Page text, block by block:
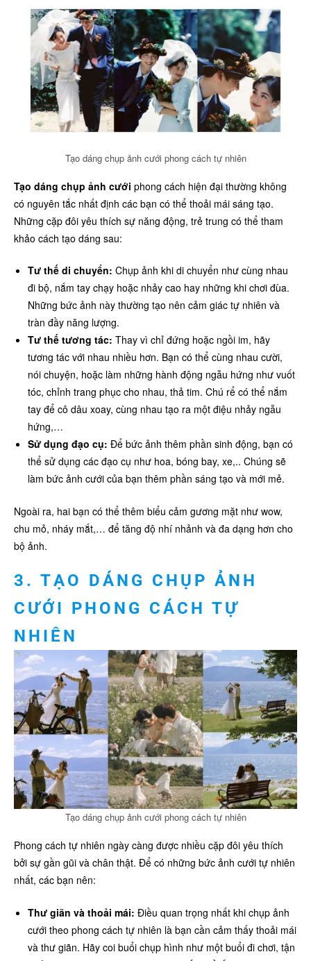
Tạo dáng chụp ảnh cưới phong cách tự nhiên
Tạo dáng chụp ảnh cưới phong cách hiện đại thường không
có nguyên tắc nhất định các bạn có thể thoải mái sáng tạo.
Những cặp đôi yêu thích sự năng động, trẻ trung có thể tham
khảo cách tạo dáng sau:
Tư thế di chuyển: Chụp ảnh khi di chuyển như cùng nhau
đi bộ, nắm tay chạy hoặc nhảy cao hay những khi chơi đùa.
Những bức ảnh này thường tạo nên cảm giác tự nhiên và
tràn đầy năng lượng.
Tư thế tương tác: Thay vì chỉ đứng hoặc ngồi im, hãy
tương tác với nhau nhiều hơn. Bạn có thể cùng nhau cười,
nói chuyện, hoặc làm những hành động ngẫu hứng như vuốt
tóc, chỉnh trang phục cho nhau, thả tim. Chú rể có thể nắm
tay để cô dâu xoay, cùng nhau tạo ra một điệu nhảy ngẫu
hứng,…
Sử dụng đạo cụ: Để bức ảnh thêm phần sinh động, bạn có
thể sử dụng các đạo cụ như hoa, bóng bay, xe,.. Chúng sẽ
làm bức ảnh cưới của bạn thêm phần sáng tạo và mới mẻ.
Ngoài ra, hai bạn có thể thêm biểu cảm gương mặt như wow,
chu mỏ, nháy mắt,… để tăng độ nhí nhảnh và đa dạng hơn cho
bộ ảnh.
3. TẠO DÁNG CHỤP ẢNH
CƯỚI PHONG CÁCH TỰ
NHIÊN
Tạo dáng chụp ảnh cưới phong cách tự nhiên
Phong cách tự nhiên ngày càng được nhiều cặp đôi yêu thích
bởi sự gần gũi và chân thật. Để có những bức ảnh cưới tự nhiên
nhất, các bạn nên:
Thư giãn và thoải mái: Điều quan trọng nhất khi chụp ảnh
cưới theo phong cách tự nhiên là bạn cần cảm thấy thoải mái
và thư giãn. Hãy coi buổi chụp hình như một buổi đi chơi, tận